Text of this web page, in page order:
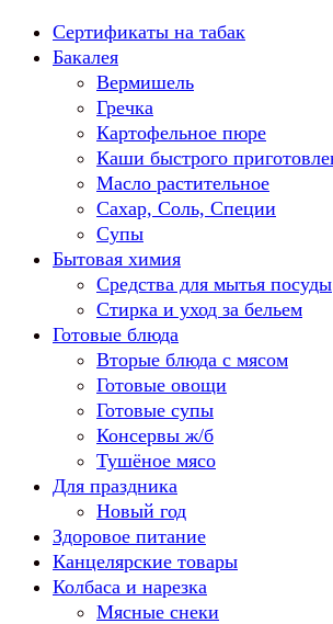
Перейти
содержанию
Сертификаты на табак
Бакалея
Вермишель
Гречка
Картофельное пюре
Каши быстрого
Масло растительное
Сахар, Соль, Специи
Супы
Бытовая химия
Средства для мытья посуды
Стирка и уход за бельем
Готовые блюда
Вторые блюда с мясом
Готовые овощи
Готовые супы
Консервы ж/б
Тушёное мясо
Для праздника
Новый год
Здоровое питание
Канцелярские товары
Колбаса и нарезка
Мясные снеки